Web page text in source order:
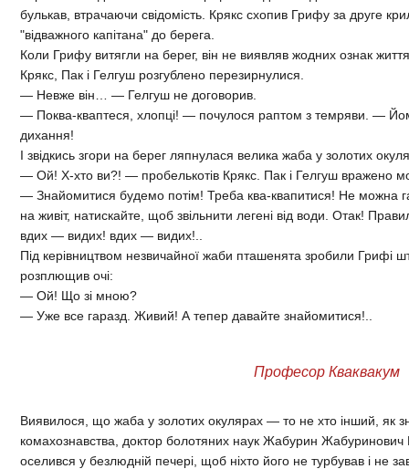
булькав, втрачаючи свідомість. Крякс схопив Грифу за друге
"відважного капітана" до берега.
Коли Грифу витягли на берег, він не виявляв жодних ознак
Крякс, Пак і Гелгуш розгублено перезирнулися.
— Невже він… — Гелгуш не договорив.
— Поква-кваптеся, хлопці! — почулося раптом з темряви. —
дихання!
І звідкись згори на берег ляпнулася велика жаба у золотих
— Ой! Х-хто ви?! — пробелькотів Крякс. Пак і Гелгуш вражено
— Знайомитися будемо потім! Треба ква-квапитися! Не можна
на живіт, натискайте, щоб звільнити легені від води. Отак!
вдих — видих! вдих — видих!..
Під керівництвом незвичайної жаби пташенята зробили Грифі
розплющив очі:
— Ой! Що зі мною?
— Уже все гаразд. Живий! А тепер давайте знайомитися!..
Професор Кваквакум
Виявилося, що жаба у золотих окулярах — то не хто інший, як
комахознавства, доктор болотяних наук Жабурин
оселився у безлюдній печері, щоб ніхто його не турбував і не